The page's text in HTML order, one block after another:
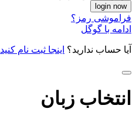
فراموشی رمز؟
ادامه با گوگل
آیا حساب ندارید؟ اینجا ثبت نام کنید
انتخاب زبان